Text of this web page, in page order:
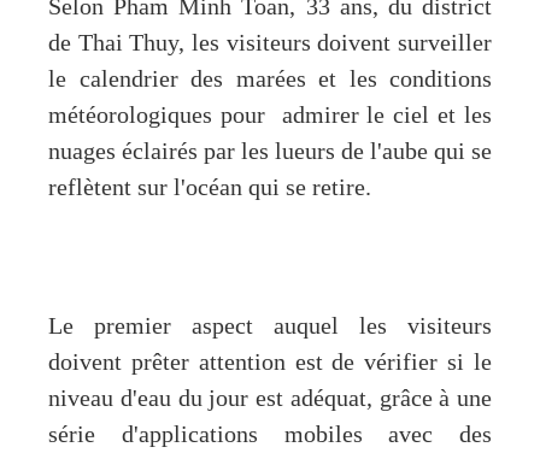
Selon Pham Minh Toan, 33 ans, du district
de Thai Thuy, les visiteurs doivent surveiller
le calendrier des marées et les conditions
météorologiques pour admirer le ciel et les
nuages éclairés par les lueurs de l'aube qui se
reflètent sur l'océan qui se retire.
Le premier aspect auquel les visiteurs
doivent prêter attention est de vérifier si le
niveau d'eau du jour est adéquat, grâce à une
série d'applications mobiles avec des